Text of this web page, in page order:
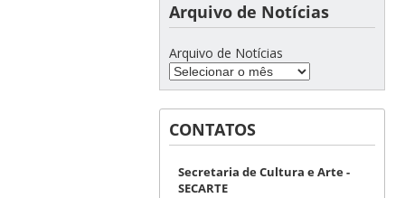
Arquivo de Notícias
Arquivo de Notícias
CONTATOS
Secretaria de Cultura e Arte -
SECARTE